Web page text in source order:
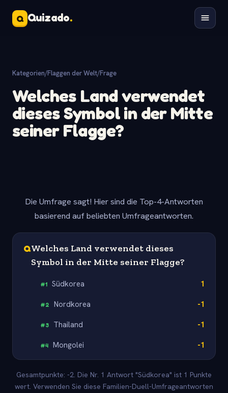
Q Quizado.
Kategorien/Flaggen der Welt/Frage
Welches Land verwendet
dieses Symbol in der Mitte
seiner Flagge?
Die Umfrage sagt! Hier sind die Top-4-Antworten
basierend auf beliebten Umfrageantworten.
QWelches Land verwendet dieses
Symbol in der Mitte seiner Flagge?
#1 Südkorea 1
#2 Nordkorea -1
#3 Thailand -1
#4 Mongolei -1
Gesamtpunkte: -2. Die Nr. 1 Antwort "Südkorea" ist 1 Punkte
wert. Verwenden Sie diese Familien-Duell-Umfrageantworten